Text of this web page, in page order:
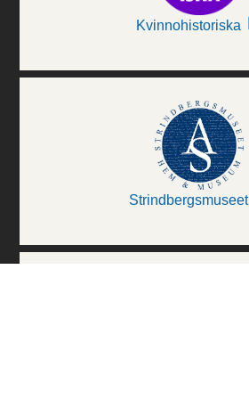
Kvinnohistoriska
Strindbergsmuseet